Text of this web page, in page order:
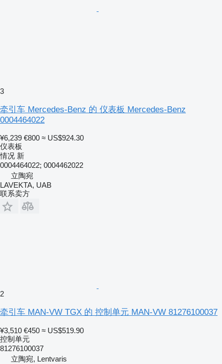
3
牵引车 Mercedes-Benz 的 仪表板 Mercedes-Benz
0004464022
¥6,239 €800 ≈ US$924.30
仪表板
情况 新
0004464022; 0004462022
立陶宛
LAVEKTA, UAB
联系卖方
2
牵引车 MAN-VW TGX 的 控制单元 MAN-VW 81276100037
¥3,510 €450 ≈ US$519.90
控制单元
81276100037
立陶宛, Lentvaris